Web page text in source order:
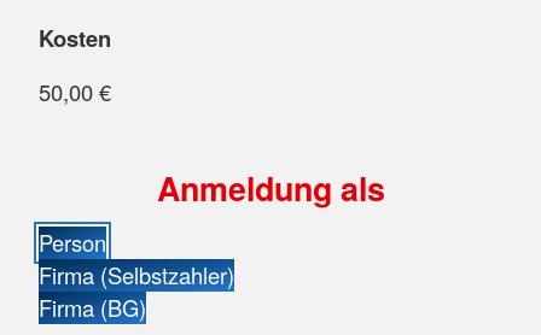
Kosten
50,00 €
Anmeldung als
Person
Firma (Selbstzahler)
Firma (BG)